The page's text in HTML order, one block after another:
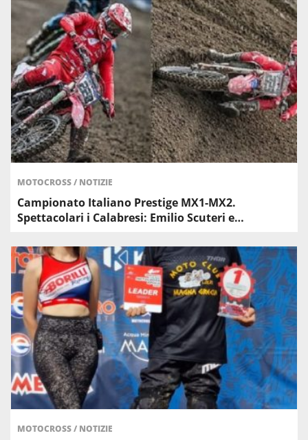
MOTOCROSS/ NOTIZIE
Campionato Italiano Prestige MX1-MX2.
Spettacolari i Calabresi: Emilio Scuteri e…
MOTOCROSS/ NOTIZIE